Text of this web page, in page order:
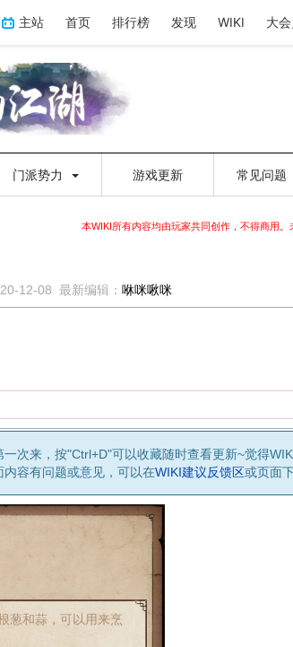
主站 首页 排行榜 发现 WIKI 大
门派势力 游戏更新 常见问题
本WIKI所有内容均由玩家共同创作，不得商用
12-08 最新编辑： 咻咪啾咪
一次来，按"Ctrl+D"可以收藏随时查看更新~觉得
内容有问题或意见，可以在WIKI建议反馈区或页面
葱和蒜，可以用来烹